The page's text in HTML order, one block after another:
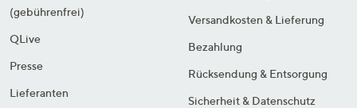
(gebührenfrei)
QLive
Presse
Lieferanten
Versandkosten & Lieferung
Bezahlung
Rücksendung & Entsorgung
Sicherheit & Datenschutz